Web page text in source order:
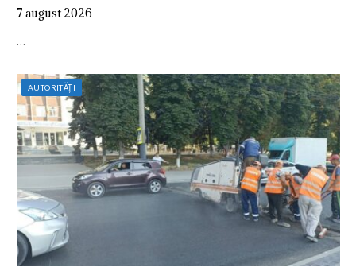
7 august 2026
…
AUTORITĂȚI